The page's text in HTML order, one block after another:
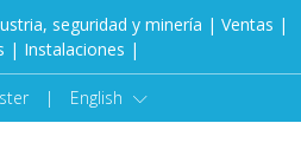
seguridad y minería | Ventas |
| Instalaciones |
| English